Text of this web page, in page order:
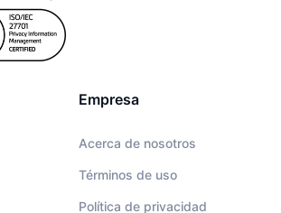
Empresa
Acerca de nosotros
Términos de uso
Política de privacidad